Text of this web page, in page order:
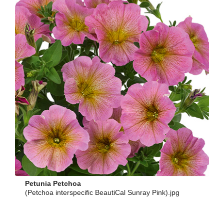
Petunia Petchoa
(Petchoa interspecific BeautiCal Sunray Pink).jpg